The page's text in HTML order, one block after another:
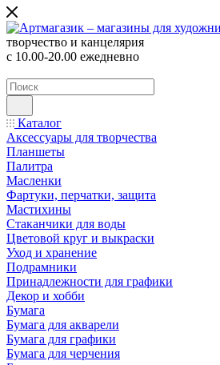
творчество и канцелярия
с 10.00-20.00 ежедневно
Каталог
Аксессуары для творчества
Планшеты
Палитра
Масленки
Фартуки, перчатки, защита
Мастихины
Стаканчики для воды
Цветовой круг и выкраски
Уход и хранение
Подрамники
Принадлежности для графики
Декор и хобби
Бумага
Бумага для акварели
Бумага для графики
Бумага для черчения